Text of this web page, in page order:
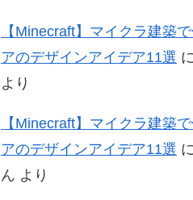
【Minecraft】マイクラ建築
アのデザインアイデア11選 に
より
【Minecraft】マイクラ建築
アのデザインアイデア11選 に
ん より